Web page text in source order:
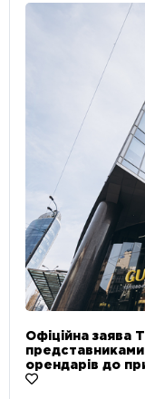
Офіційна заява
орендарів до